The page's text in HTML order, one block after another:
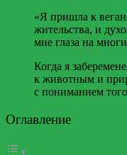
«Я пришла к
жительства, и
мне глаза на
Когда я
к животным и
с пониманием
Оглавление